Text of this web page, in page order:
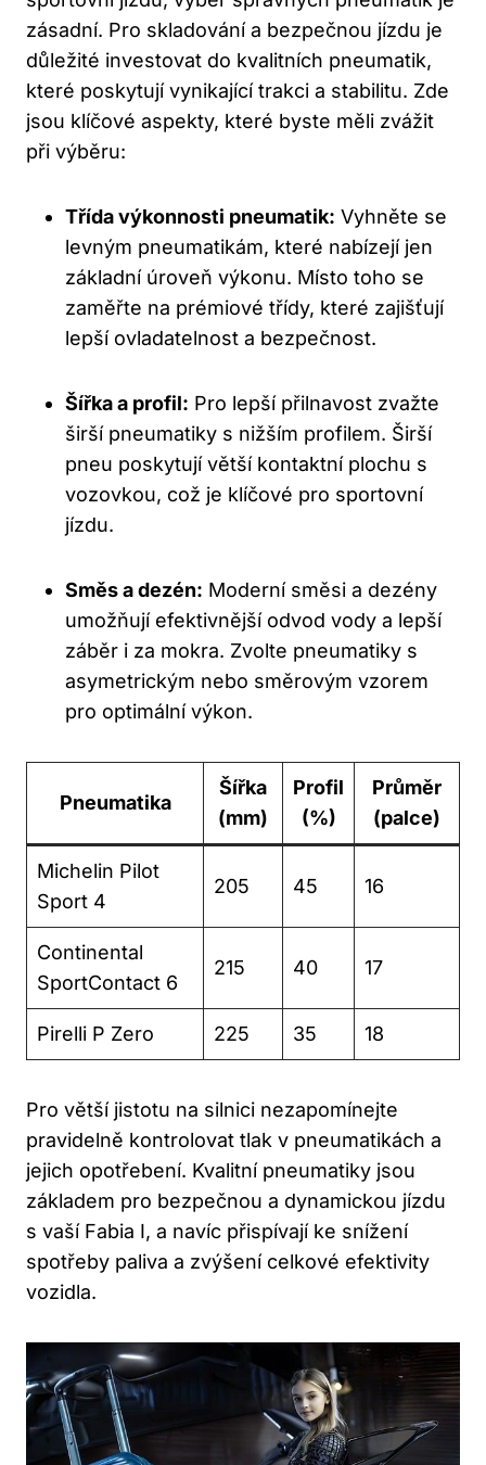
zásadní. Pro skladování a bezpečnou jízdu je
důležité investovat do kvalitních pneumatik,
které poskytují vynikající trakci a stabilitu. Zde
jsou klíčové aspekty, které byste měli zvážit
při výběru:
Třída výkonnosti pneumatik: Vyhněte se
levným pneumatikám, které nabízejí jen
základní úroveň výkonu. Místo toho se
zaměřte na prémiové třídy, které zajišťují
lepší ovladatelnost a bezpečnost.
Šířka a profil: Pro lepší přilnavost zvažte
širší pneumatiky s nižším profilem. Širší
pneu poskytují větší kontaktní plochu s
vozovkou, což je klíčové pro sportovní
jízdu.
Směs a dezén: Moderní směsi a dezény
umožňují efektivnější odvod vody a lepší
záběr i za mokra. Zvolte pneumatiky s
asymetrickým nebo směrovým vzorem
pro optimální výkon.
Pneumatika
Šířka
(mm)
Profil
(%)
Průměr
(palce)
Michelin Pilot
Sport 4
205 45 16
Continental
SportContact 6
215 40 17
Pirelli P Zero 225 35 18
Pro větší jistotu na silnici nezapomínejte
pravidelně kontrolovat tlak v pneumatikách a
jejich opotřebení. Kvalitní pneumatiky jsou
základem pro bezpečnou a dynamickou jízdu
s vaší Fabia I, a navíc přispívají ke snížení
spotřeby paliva a zvýšení celkové efektivity
vozidla.